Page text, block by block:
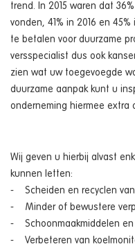
trend. In 2015 waren dat
vonden, 41% in 2016 en
te betalen voor duurzame
versspecialist dus ook
zien wat uw toegevoegde
duurzame aanpak kunt u
onderneming hiermee extra
Wij geven u hierbij alvast
kunnen letten:
- Scheiden en recyclen
- Minder of bewustere
- Schoonmaakmiddelen en
- Verbeteren van